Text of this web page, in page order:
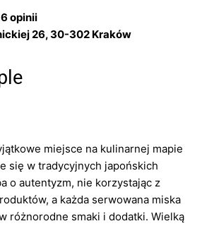
opinii
26, 30-302 Kraków
miejsce na kulinarnej mapie
się w tradycyjnych japońskich
o autentyzm, nie korzystając z
a każda serwowana miska
różnorodne smaki i dodatki. Wielką